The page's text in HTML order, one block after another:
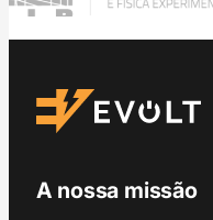
A nossa missão